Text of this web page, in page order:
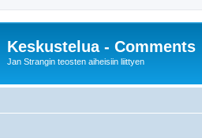
Keskustelua - Comments
Jan Strangin teosten aiheisiin liittyen